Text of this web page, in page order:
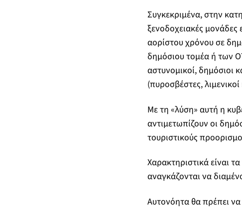
Συγκεκριμένα, στην
ξενοδοχειακές
αορίστου χρόνου σε
δημόσιου τομέα ή των
αστυνομικοί, δημόσιοι
(πυροσβέστες,
Με τη «λύση» αυτή η
αντιμετωπίζουν οι
τουριστικούς
Χαρακτηριστικά είναι
αναγκάζονται να
Αυτονόητα θα πρέπει